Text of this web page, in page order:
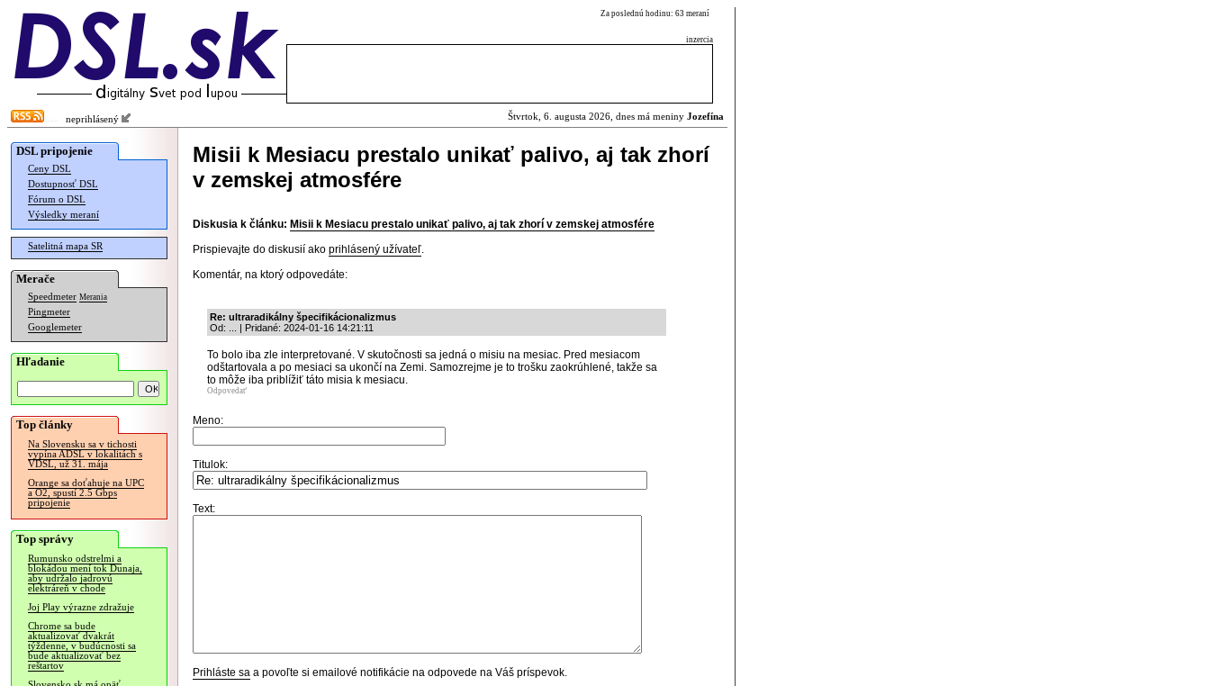
Za poslednú hodinu: 63 meraní
inzercia
neprihlásený Štvrtok, 6. augusta 2026, dnes má meniny Jozefína
DSL pripojenie
Ceny DSL
Dostupnosť DSL
Fórum o DSL
Výsledky meraní
Satelitná mapa SR
Merače
Speedmeter Merania
Pingmeter
Googlemeter
Hľadanie
Top články
Na Slovensku sa v tichosti
vypína ADSL v lokalitách s
VDSL, už 31. mája
Orange sa doťahuje na UPC
a O2, spustí 2.5 Gbps
pripojenie
Top správy
Rumunsko odstrelmi a
blokádou mení tok Dunaja,
aby udržalo jadrovú
elektráreň v chode
Joj Play výrazne zdražuje
Chrome sa bude
aktualizovať dvakrát
týždenne, v budúcnosti sa
bude aktualizovať bez
reštartov
Misii k Mesiacu prestalo unikať palivo, aj tak zhorí
v zemskej atmosfére
Diskusia k článku: Misii k Mesiacu prestalo unikať palivo, aj tak zhorí v zemskej atmosfére
Prispievajte do diskusií ako prihlásený užívateľ.
Komentár, na ktorý odpovedáte:
Re: ultraradikálny špecifikácionalizmus
Od: ... | Pridané: 2024-01-16 14:21:11
To bolo iba zle interpretované. V skutočnosti sa jedná o misiu na mesiac. Pred mesiacom
odštartovala a po mesiaci sa ukončí na Zemi. Samozrejme je to trošku zaokrúhlené, takže sa
to môže iba priblížiť táto misia k mesiacu.
Odpovedať
Meno:
Titulok:
Text:
Prihláste sa a povoľte si emailové notifikácie na odpovede na Váš príspevok.